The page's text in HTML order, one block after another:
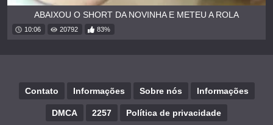
ABAIXOU O SHORT DA NOVINHA E METEU A ROLA
10:06 20792 83%
Contato Informações Sobre nós Informações
DMCA 2257 Política de privacidade